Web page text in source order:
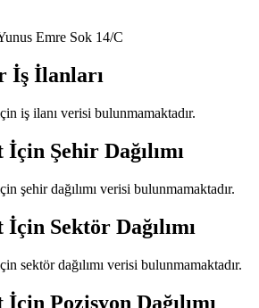
Emre Sok 14/C
İş İlanları
iş ilanı verisi bulunmamaktadır.
İçin Şehir Dağılımı
şehir dağılımı verisi bulunmamaktadır.
İçin Sektör Dağılımı
sektör dağılımı verisi bulunmamaktadır.
İçin Pozisyon Dağılımı